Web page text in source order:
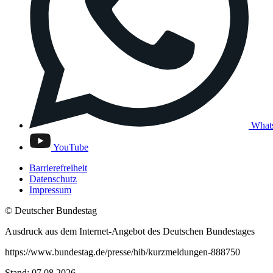
YouTube
Barrierefreiheit
Datenschutz
Impressum
© Deutscher Bundestag
Ausdruck aus dem Internet-Angebot des Deutschen Bundestages
https://www.bundestag.de/presse/hib/kurzmeldungen-888750